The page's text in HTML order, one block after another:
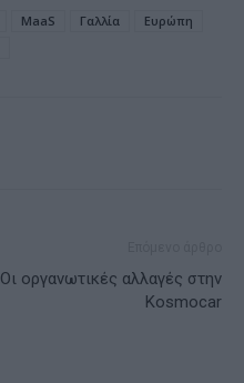
MaaS Γαλλία
Ευρώπη
Οι οργανωτικές αλλαγές στην
Kosmocar